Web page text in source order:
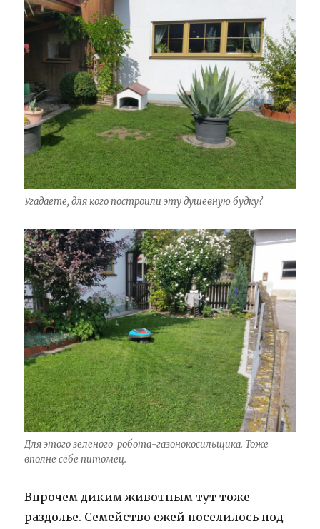
Угадаете, для кого построили эту душевную будку?
Для этого зеленого робота-газонокосильщика. Тоже
вполне себе питомец.
Впрочем диким животным тут тоже
раздолье. Семейство ежей поселилось под